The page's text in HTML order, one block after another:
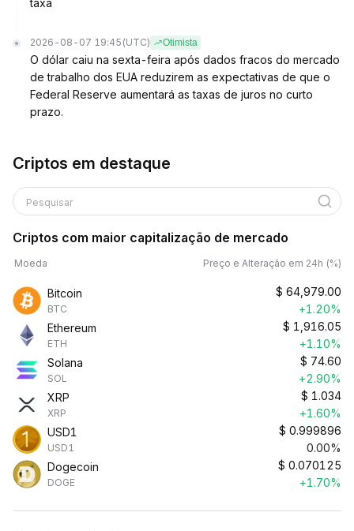
taxa
2026-08-07 19:45 (UTC) Otimista
O dólar caiu na sexta-feira após dados fracos do mercado
de trabalho dos EUA reduzirem as expectativas de que o
Federal Reserve aumentará as taxas de juros no curto
prazo.
Criptos em destaque
Pesquisar
Criptos com maior capitalização de mercado
Moeda Preço e Alteração em 24h (%)
Bitcoin
BTC
$ 64,979.00
+1.20%
Ethereum
ETH
$ 1,916.05
+1.10%
Solana
SOL
$ 74.60
+2.90%
XRP
XRP
$ 1.034
+1.60%
USD1
USD1
$ 0.999896
0.00%
Dogecoin
DOGE
$ 0.070125
+1.70%